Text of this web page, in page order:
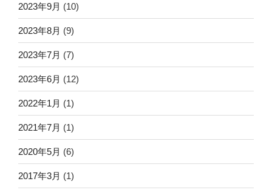
2023年9月 (10)
2023年8月 (9)
2023年7月 (7)
2023年6月 (12)
2022年1月 (1)
2021年7月 (1)
2020年5月 (6)
2017年3月 (1)